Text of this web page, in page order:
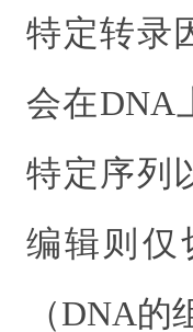
特定转录
会在DNA
特定序列
编辑则仅
（DNA的